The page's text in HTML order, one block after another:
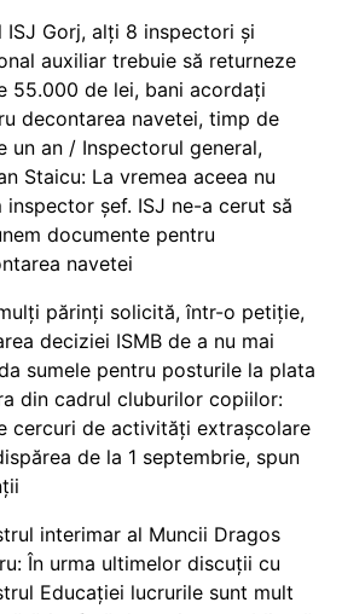
ISJ Gorj, alți 8 inspectori și
auxiliar trebuie să returneze
55.000 de lei, bani acordați
decontarea navetei, timp de
un an / Inspectorul general,
Staicu: La vremea aceea nu
inspector șef. ISJ ne-a cerut să
documente pentru
navetei
părinți solicită, într-o petiție,
deciziei ISMB de a nu mai
sumele pentru posturile la plata
din cadrul cluburilor copiilor:
cercuri de activități extrașcolare
de la 1 septembrie, spun
interimar al Muncii Dragos
În urma ultimelor discuții cu
Educației lucrurile sunt mult